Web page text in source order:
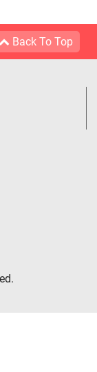
Back To Top